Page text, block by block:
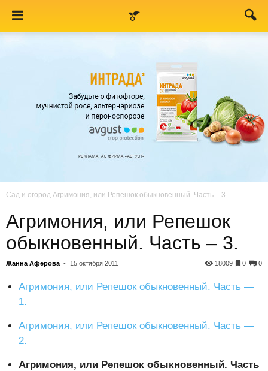
Сад и огород Агримония, или Репешок обыкновенный. Часть – 3.
Агримония, или Репешок
обыкновенный. Часть – 3.
Жанна Аферова - 15 октября 2011 0
0
18009
Агримония, или Репешок обыкновенный. Часть —
1.
Агримония, или Репешок обыкновенный. Часть —
2.
Агримония, или Репешок обыкновенный. Часть